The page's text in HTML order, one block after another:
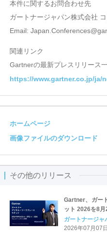
本件に関するお問合わせ先
ガートナージャパン株式会社
Email:
関連リンク
Gartnerの最新プレスリリース
https://www.gartner.co.jp/ja/
ホームページ
画像ファイルのダウンロード
その他のリリース
Gartner、ガー
ット 2026を8
ガートナージャ
2026年07月07